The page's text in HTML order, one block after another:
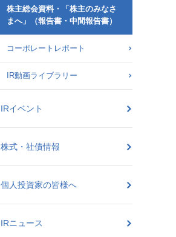
株主総会資料・「株主のみなさ
まへ」（報告書・中間報告書）
コーポレートレポート
IR動画ライブラリー
IRイベント
株式・社債情報
個人投資家の皆様へ
IRニュース